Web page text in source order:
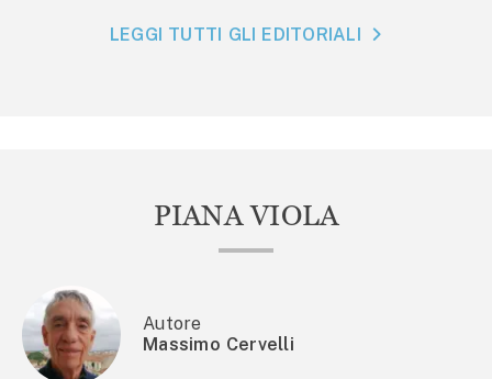
LEGGI TUTTI GLI EDITORIALI
PIANA VIOLA
Autore
Massimo Cervelli